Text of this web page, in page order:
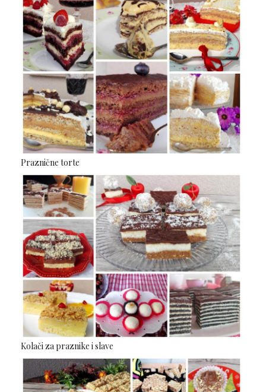
Praznične torte
Kolači za praznike i slave